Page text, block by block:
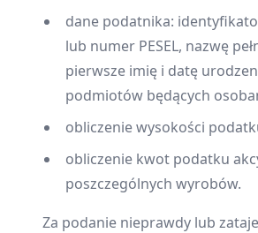
dane podatnika:
lub numer PESEL, nazwę
pierwsze imię i datę
podmiotów będących
obliczenie wysokości
obliczenie kwot podatku
poszczególnych wyrobów.
Za podanie nieprawdy lub